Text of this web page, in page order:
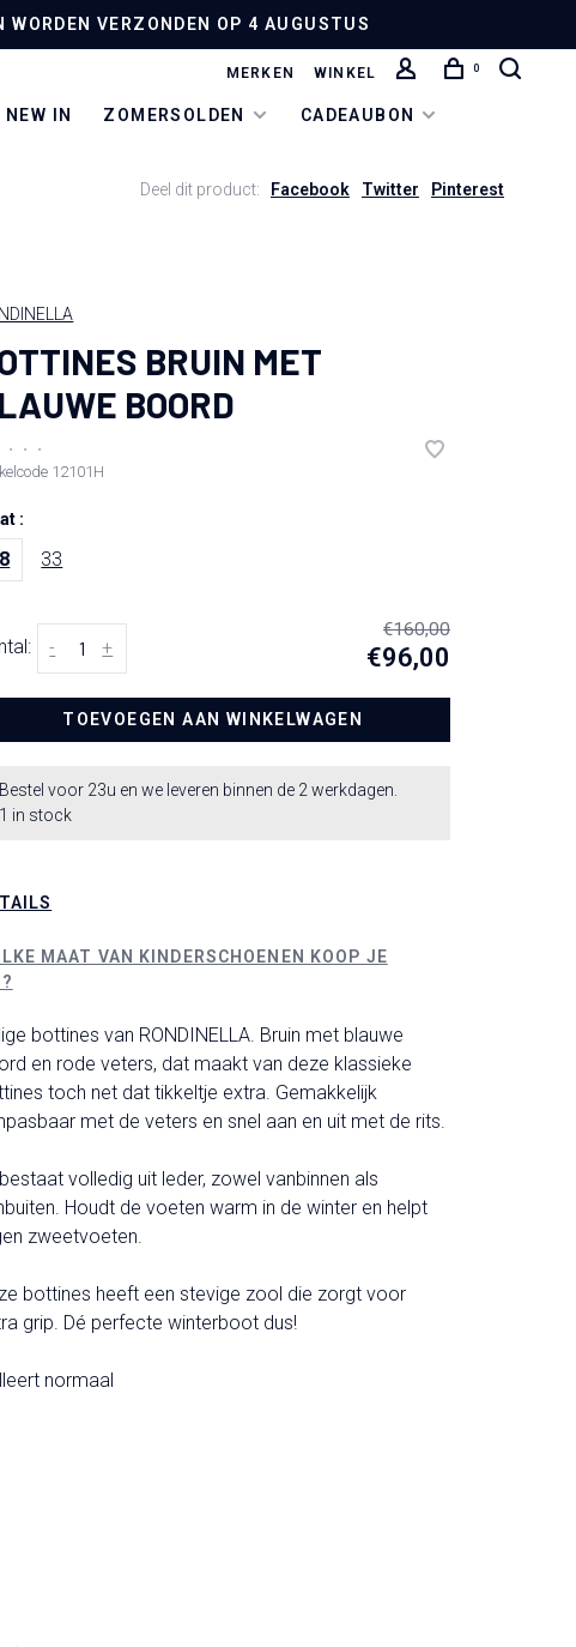
VERZONDEN OP 4 AUGUSTUS
NEW IN ZOMERSOLDEN CADEAUBON
MERKEN WINKEL 0
Deel dit product: Facebook Twitter Pinterest
BRUIN MET
BOORD
• •
•
12101H
:
33
+
-
€160,00
€96,00
TOEVOEGEN AAN WINKELWAGEN
Bestel voor 23u en we leveren binnen de 2 werkdagen.
1 in stock
MAAT VAN KINDERSCHOENEN KOOP JE
bottines van RONDINELLA. Bruin met blauwe
en rode veters, dat maakt van deze klassieke
toch net dat tikkeltje extra. Gemakkelijk
met de veters en snel aan en uit met de rits.
volledig uit leder, zowel vanbinnen als
Houdt de voeten warm in de winter en helpt
zweetvoeten.
bottines heeft een stevige zool die zorgt voor
grip. Dé perfecte winterboot dus!
normaal